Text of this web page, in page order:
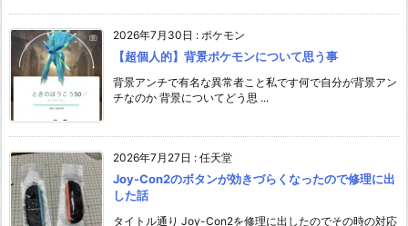
2026年7月30日 : ポケモン
【超個人的】背景ポケモンについて思う事
背景アンチで有名な異常者こと私です何で自分が背景アン
チなのか 背景についてどう思 ...
2026年7月27日 : 任天堂
Joy-Con2のボタンが効きづらくなったので修理に出
した話
タイトル通り Joy-Con2を修理に出したのでその時の対応